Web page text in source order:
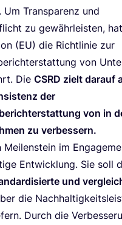
Trans­pa­renz und
zu gewähr­leis­ten,
(EU) die Richt­li­nie zur
von
Die CSRD zielt dar­auf
der
von in
zu verbessern.
Mei­len­stein im
Ent­wick­lung. Sie soll
und
die
Durch die